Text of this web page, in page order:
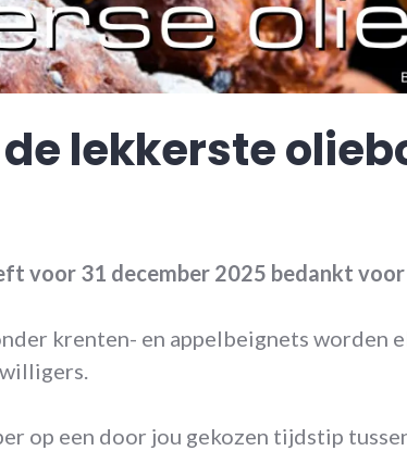
lekkerste
voor 31 december 2025 bedankt
krenten- en appelbeignets worden
op een door jou gekozen tijdstip